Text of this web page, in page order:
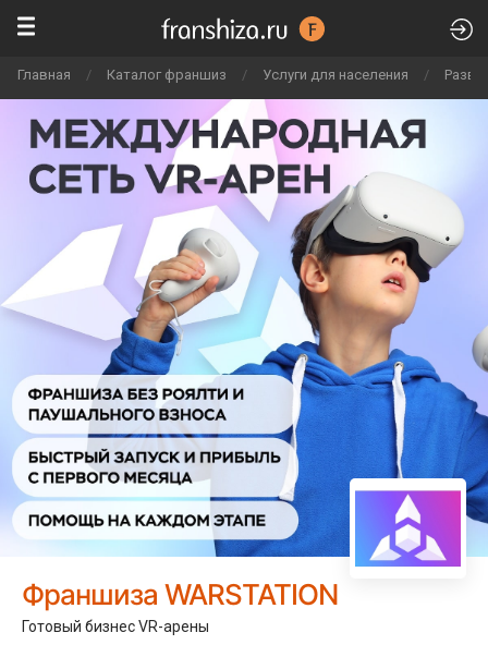
Главная / Каталог франшиз / Услуги для населения /
Франшиза WARSTATION
Готовый бизнес VR-арены